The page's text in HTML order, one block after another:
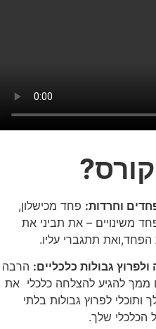
וחרדות: פחד מכישלון,
משינויים – את תביני את
תתגברי עליו.
גבולות כלכליים: הרבה
ממך להגיע להצלחה כלכלי את
לפרוץ גבולות בלתי
הכלכלי שלך.